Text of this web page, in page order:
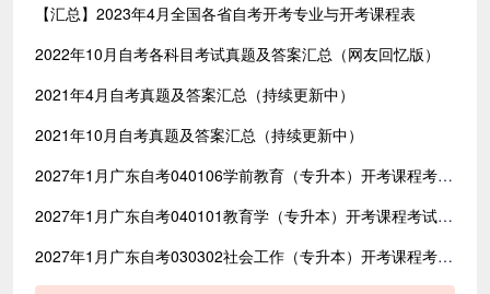
【汇总】2023年4月全国各省自考开考专业与开考课程表
2022年10月自考各科目考试真题及答案汇总（网友回忆版）
2021年4月自考真题及答案汇总（持续更新中）
2021年10月自考真题及答案汇总（持续更新中）
2027年1月广东自考040106学前教育（专升本）开考课程考试时间安排表
2027年1月广东自考040101教育学（专升本）开考课程考试时间安排表
2027年1月广东自考030302社会工作（专升本）开考课程考试时间安排表